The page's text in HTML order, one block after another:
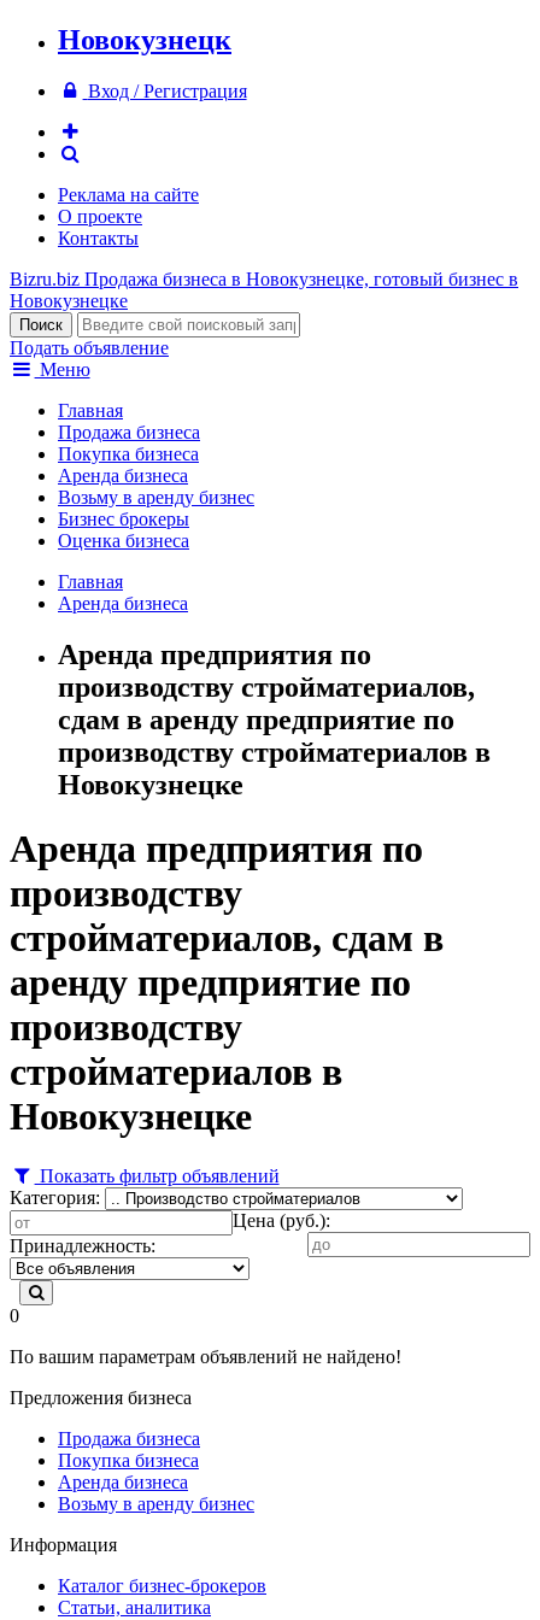
Новокузнецк
Вход / Регистрация
Реклама на сайте
О проекте
Контакты
Bizru.biz Продажа бизнеса в Новокузнецке, готовый бизнес в
Новокузнецке
Подать объявление
Меню
Главная
Продажа бизнеса
Покупка бизнеса
Аренда бизнеса
Возьму в аренду бизнес
Бизнес брокеры
Оценка бизнеса
Главная
Аренда бизнеса
Аренда предприятия по
производству стройматериалов,
сдам в аренду предприятие по
производству стройматериалов в
Новокузнецке
Аренда предприятия по
производству
стройматериалов, сдам в
аренду предприятие по
производству
стройматериалов в
Новокузнецке
Показать фильтр объявлений
Категория:
Цена (руб.):
Принадлежность:
0
По вашим параметрам объявлений не найдено!
Предложения бизнеса
Продажа бизнеса
Покупка бизнеса
Аренда бизнеса
Возьму в аренду бизнес
Информация
Каталог бизнес-брокеров
Статьи, аналитика